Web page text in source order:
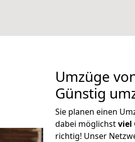
Umzüge
Günstig
Sie planen einen
dabei möglichstviel
richtig! Unser